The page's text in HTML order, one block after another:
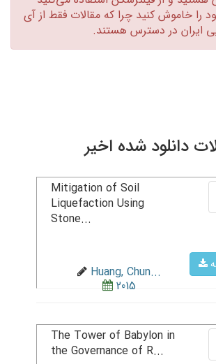
خاموش کنید چرا که مقالات فقط از آی
در دسترس هستند.‏
دانلود شده اخیر
Mitigation of Soil
Liquefaction Using
Stone...
Huang, Chun...
2015
The Tower of Babylon in
the Governance of R...